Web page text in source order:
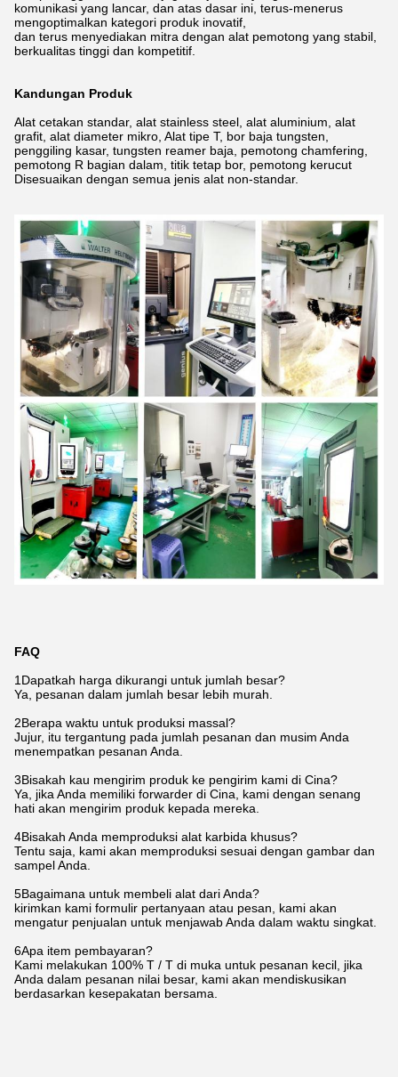
komunikasi yang lancar, dan atas dasar ini, terus-menerus
mengoptimalkan kategori produk inovatif,
dan terus menyediakan mitra dengan alat pemotong yang stabil,
berkualitas tinggi dan kompetitif.
Kandungan Produk
Alat cetakan standar, alat stainless steel, alat aluminium, alat
grafit, alat diameter mikro, Alat tipe T, bor baja tungsten,
penggiling kasar, tungsten reamer baja, pemotong chamfering,
pemotong R bagian dalam, titik tetap bor, pemotong kerucut
Disesuaikan dengan semua jenis alat non-standar.
FAQ
1Dapatkah harga dikurangi untuk jumlah besar?
Ya, pesanan dalam jumlah besar lebih murah.
2Berapa waktu untuk produksi massal?
Jujur, itu tergantung pada jumlah pesanan dan musim Anda
menempatkan pesanan Anda.
3Bisakah kau mengirim produk ke pengirim kami di Cina?
Ya, jika Anda memiliki forwarder di Cina, kami dengan senang
hati akan mengirim produk kepada mereka.
4Bisakah Anda memproduksi alat karbida khusus?
Tentu saja, kami akan memproduksi sesuai dengan gambar dan
sampel Anda.
5Bagaimana untuk membeli alat dari Anda?
kirimkan kami formulir pertanyaan atau pesan, kami akan
mengatur penjualan untuk menjawab Anda dalam waktu singkat.
6Apa item pembayaran?
Kami melakukan 100% T / T di muka untuk pesanan kecil, jika
Anda dalam pesanan nilai besar, kami akan mendiskusikan
berdasarkan kesepakatan bersama.